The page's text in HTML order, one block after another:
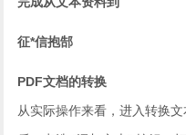
征*信抱郜
PDF文档的转换
从实际操作来看，进入转换